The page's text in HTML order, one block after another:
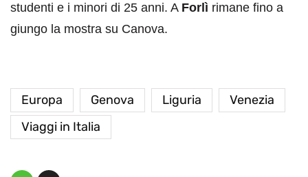
studenti e i minori di 25 anni. A Forlì rimane fino a
giungo la mostra su Canova.
Europa Genova Liguria
Venezia
Viaggi in Italia